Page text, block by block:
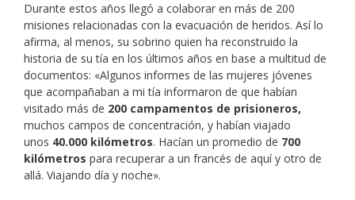
Durante estos años llegó a colaborar en más de 200
misiones relacionadas con la evacuación de heridos. Así lo
afirma, al menos, su sobrino quien ha reconstruido la
historia de su tía en los últimos años en base a multitud de
documentos: «Algunos informes de las mujeres jóvenes
que acompañaban a mi tía informaron de que habían
visitado más de 200 campamentos de prisioneros,
muchos campos de concentración, y habían viajado
unos 40.000 kilómetros. Hacían un promedio de 700
kilómetros para recuperar a un francés de aquí y otro de
allá. Viajando día y noche».